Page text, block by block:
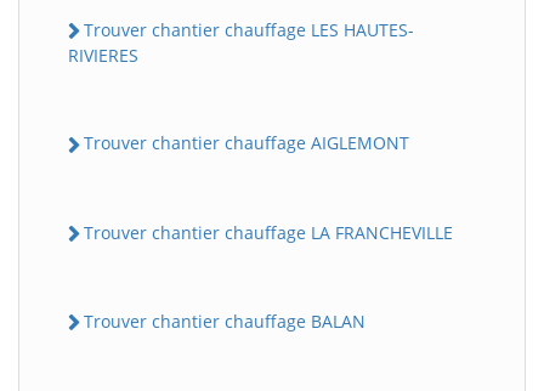
Trouver chantier chauffage LES HAUTES-
RIVIERES
Trouver chantier chauffage AIGLEMONT
Trouver chantier chauffage LA FRANCHEVILLE
Trouver chantier chauffage BALAN